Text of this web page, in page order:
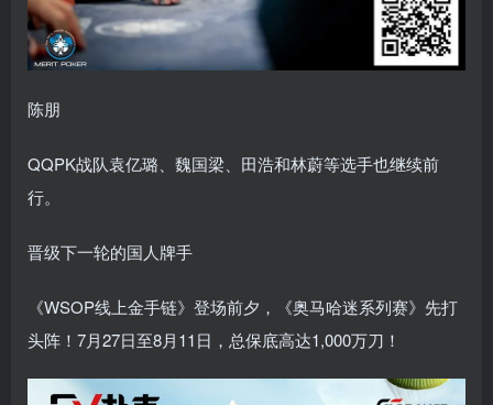
陈朋
QQPK战队袁亿璐、魏国梁、田浩和林蔚等选手也继续前
行。
晋级下一轮的国人牌手
《WSOP线上金手链》登场前夕，《奥马哈迷系列赛》先打
头阵！7月27日至8月11日，总保底高达1,000万刀！